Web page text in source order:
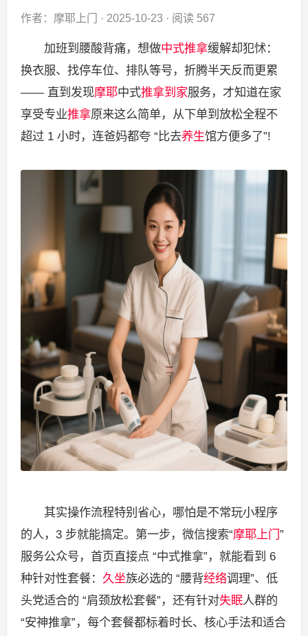
作者：摩耶上门 · 2025-10-23 · 阅读 567
加班到腰酸背痛，想做中式推拿缓解却犯怵：
换衣服、找停车位、排队等号，折腾半天反而更累
—— 直到发现摩耶中式推拿到家服务，才知道在家
享受专业推拿原来这么简单，从下单到放松全程不
超过 1 小时，连爸妈都夸 “比去养生馆方便多了”!
其实操作流程特别省心，哪怕是不常玩小程序
的人，3 步就能搞定。第一步，微信搜索“摩耶上门”
服务公众号，首页直接点 “中式推拿”，就能看到 6
种针对性套餐： 久坐族必选的 “腰背经络调理”、低
头党适合的 “肩颈放松套餐”，还有针对失眠人群的
“安神推拿”，每个套餐都标着时长、核心手法和适合